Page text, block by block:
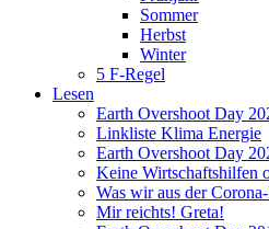
Sommer
Herbst
Winter
5 F-Regel
Lesen
Earth Overshoot Day
Linkliste Klima Energie
Earth Overshoot Day
Keine Wirtschaftshilfen
Was wir aus der
Mir reichts! Greta!